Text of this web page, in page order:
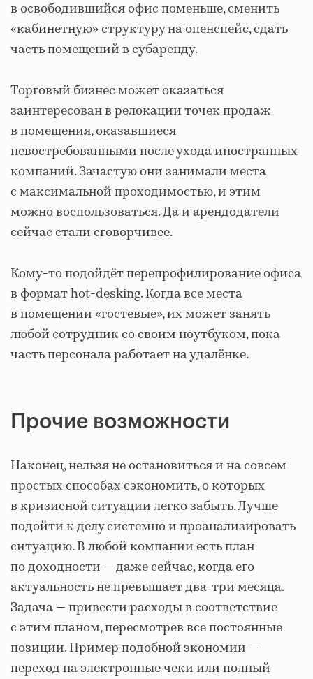
в освободившийся офис поменьше, сменить
«кабинетную» структуру на опенспейс, сдать
часть помещений в субаренду.
Торговый бизнес может оказаться
заинтересован в релокации точек продаж
в помещения, оказавшиеся
невостребованными после ухода иностранных
компаний. Зачастую они занимали места
с максимальной проходимостью, и этим
можно воспользоваться. Да и арендодатели
сейчас стали сговорчивее.
Кому-то подойдёт перепрофилирование офиса
в формат hot-desking. Когда все места
в помещении «гостевые», их может занять
любой сотрудник со своим ноутбуком, пока
часть персонала работает на удалёнке.
Прочие возможности
Наконец, нельзя не остановиться и на совсем
простых способах сэкономить, о которых
в кризисной ситуации легко забыть. Лучше
подойти к делу системно и проанализировать
ситуацию. В любой компании есть план
по доходности — даже сейчас, когда его
актуальность не превышает два-три месяца.
Задача — привести расходы в соответствие
с этим планом, пересмотрев все постоянные
позиции. Пример подобной экономии —
переход на электронные чеки или полный